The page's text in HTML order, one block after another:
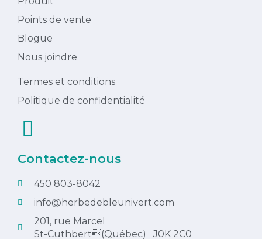
Points de vente
Blogue
Nous joindre
Termes et conditions
Politique de confidentialité
Contactez-nous
450 803-8042
info@herbedebleunivert.com
201, rue Marcel
St-Cuthbert(Québec) J0K 2C0